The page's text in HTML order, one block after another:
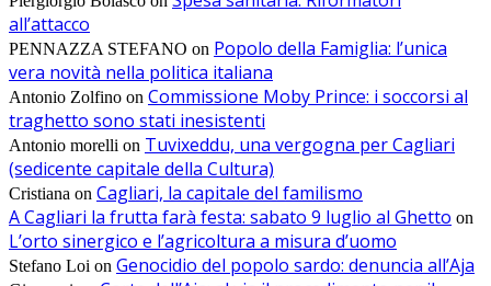
all’attacco
PENNAZZA STEFANO on Popolo della Famiglia: l’unica
vera novità nella politica italiana
Antonio Zolfino on Commissione Moby Prince: i soccorsi al
traghetto sono stati inesistenti
Antonio morelli on Tuvixeddu, una vergogna per Cagliari
(sedicente capitale della Cultura)
Cristiana on Cagliari, la capitale del familismo
A Cagliari la frutta farà festa: sabato 9 luglio al Ghetto on
L’orto sinergico e l’agricoltura a misura d’uomo
Stefano Loi on Genocidio del popolo sardo: denuncia all’Aja